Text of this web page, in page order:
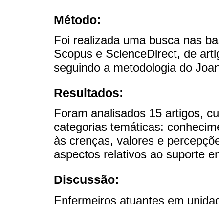
Método:
Foi realizada uma busca nas
Scopus e ScienceDirect, de
seguindo a metodologia do
Resultados:
Foram analisados 15 artigos,
categorias temáticas:
às crenças, valores e
aspectos relativos ao suporte
Discussão:
Enfermeiros atuantes em